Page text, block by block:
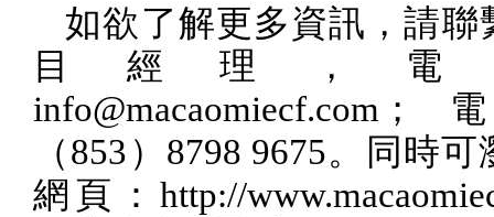
如欲了解更多資訊，請聯
目經理，電
info@macaomiecf.com ；
（853 ） 8798 9675。同時可
網頁： http://